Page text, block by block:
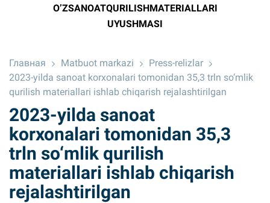
O’ZSANOATQURILISHMATERIALLARI
UYUSHMASI
Главная Matbuot markazi
Press-relizlar
2023-yilda sanoat korxonalari tomonidan 35,3 trln so‘mlik
qurilish materiallari ishlab chiqarish rejalashtirilgan
2023-yilda sanoat
korxonalari tomonidan 35,3
trln so‘mlik qurilish
materiallari ishlab chiqarish
rejalashtirilgan